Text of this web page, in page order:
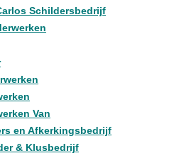
Schildersbedrijf
Van
en Afkerkingsbedrijf
& Klusbedrijf